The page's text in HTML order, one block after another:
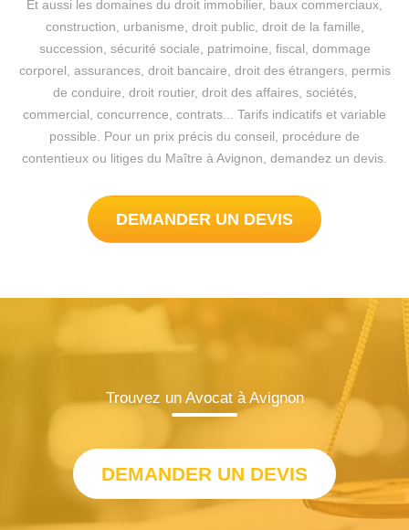
Et aussi les domaines du droit immobilier, baux commerciaux,
construction, urbanisme, droit public, droit de la famille,
succession, sécurité sociale, patrimoine, fiscal, dommage
corporel, assurances, droit bancaire, droit des étrangers, permis
de conduire, droit routier, droit des affaires, sociétés,
commercial, concurrence, contrats... Tarifs indicatifs et variable
possible. Pour un prix précis du conseil, procédure de
contentieux ou litiges du Maître à Avignon, demandez un devis.
DEMANDER UN DEVIS
Trouvez un Avocat à Avignon
DEMANDER UN DEVIS